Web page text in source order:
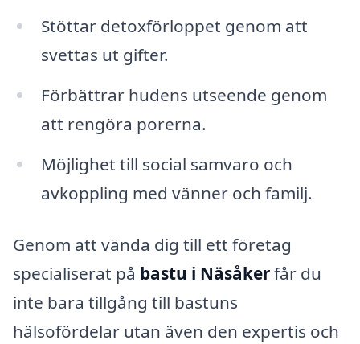
Stöttar detoxförloppet genom att
svettas ut gifter.
Förbättrar hudens utseende genom
att rengöra porerna.
Möjlighet till social samvaro och
avkoppling med vänner och familj.
Genom att vända dig till ett företag
specialiserat på bastu i Näsåkerfår du
inte bara tillgång till bastuns
hälsofördelar utan även den expertis och